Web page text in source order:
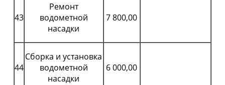
43
Ремонт
водометной
насадки
7 800,00
44
Сборка и установка
водометной
насадки
6 000,00